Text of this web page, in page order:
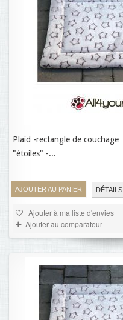
Plaid -rectangle de couchage
"étoiles" -...
AJOUTER AU PANIER DÉTAILS
Ajouter à ma liste d'envies
Ajouter au comparateur